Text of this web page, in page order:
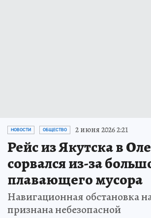
НОВОСТИ ОБЩЕСТВО 2 июня 2026 2:21
Рейс из Якутска в
сорвался из-за
плавающего мусора
Навигационная обстановка
признана небезопасной